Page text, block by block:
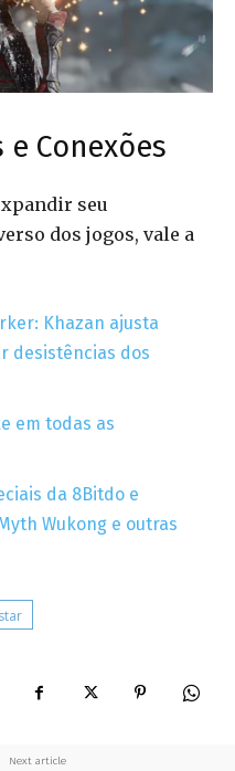
Conexões
seu
dos jogos, vale a
Khazan ajusta
desistências dos
em todas as
da 8Bitdo e
Wukong e outras
Next article